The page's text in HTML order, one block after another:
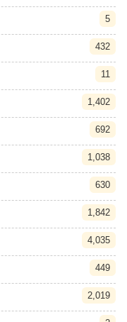
5
432
11
1,402
692
1,038
630
1,842
4,035
449
2,019